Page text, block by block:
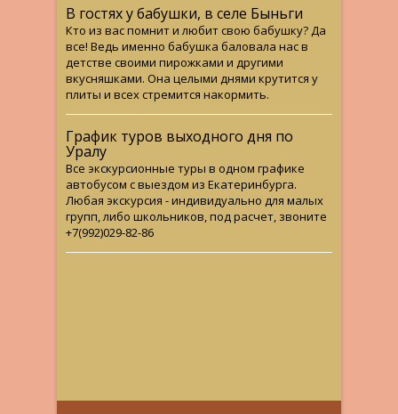
В гостях у бабушки, в селе Быньги
Кто из вас помнит и любит свою бабушку? Да
все! Ведь именно бабушка баловала нас в
детстве своими пирожками и другими
вкусняшками. Она целыми днями крутится у
плиты и всех стремится накормить.
График туров выходного дня по
Уралу
Все экскурсионные туры в одном графике
автобусом с выездом из Екатеринбурга.
Любая экскурсия - индивидуально для малых
групп, либо школьников, под расчет, звоните
+7(992)029-82-86